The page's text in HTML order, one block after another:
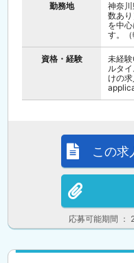
勤務地
神奈
数あ
を中
す。（
資格・経験
未経
ルタ
けの
応募可能期間
この求